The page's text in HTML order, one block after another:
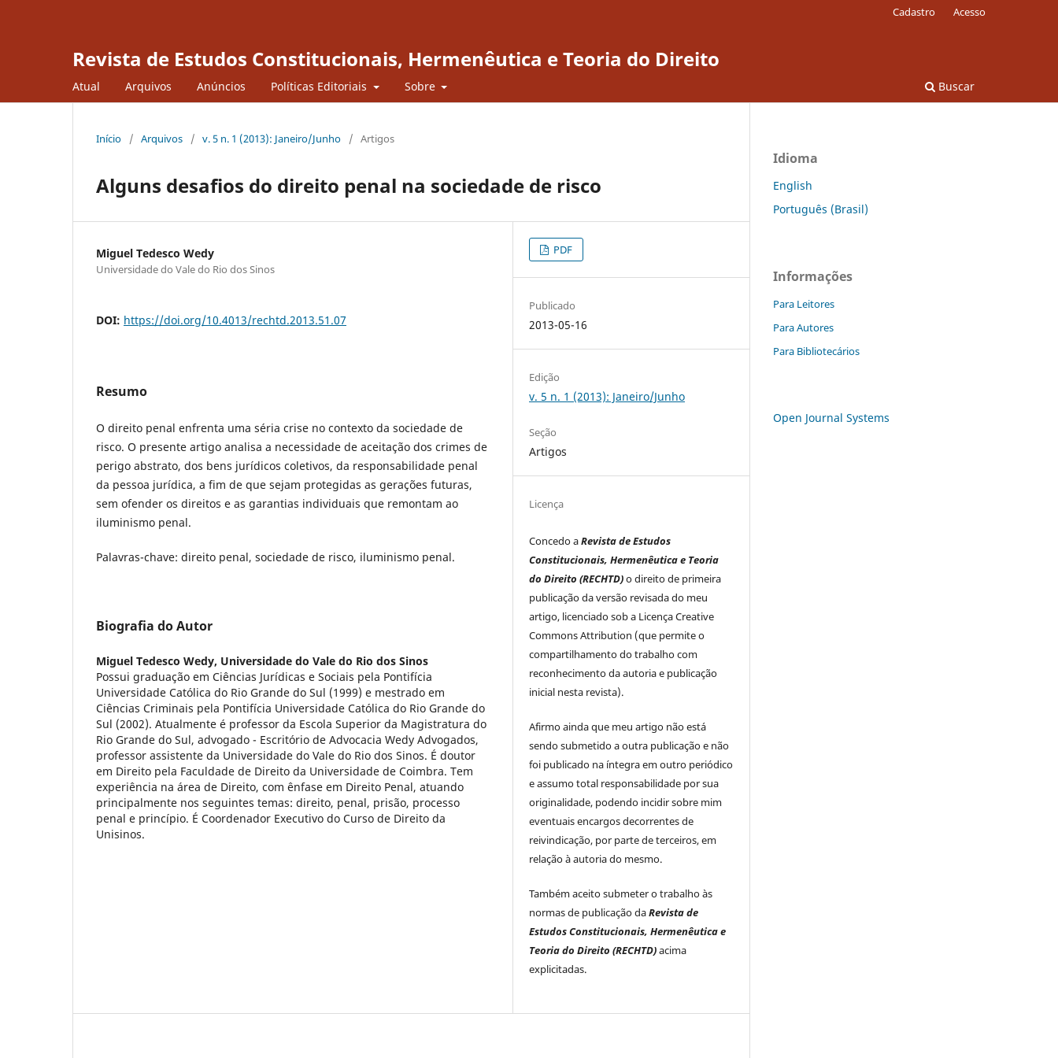
Revista de Estudos Constitucionais, Hermenêutica e Teoria do Direito
Atual Arquivos Anúncios Políticas Editoriais Sobre Buscar
Cadastro Acesso
Início / Arquivos / v. 5 n. 1 (2013): Janeiro/Junho / Artigos
Alguns desafios do direito penal na sociedade de risco
Miguel Tedesco Wedy
Universidade do Vale do Rio dos Sinos
DOI: https://doi.org/10.4013/rechtd.2013.51.07
Resumo
O direito penal enfrenta uma séria crise no contexto da sociedade de
risco. O presente artigo analisa a necessidade de aceitação dos crimes de
perigo abstrato, dos bens jurídicos coletivos, da responsabilidade penal
da pessoa jurídica, a fim de que sejam protegidas as gerações futuras,
sem ofender os direitos e as garantias individuais que remontam ao
iluminismo penal.
Palavras-chave: direito penal, sociedade de risco, iluminismo penal.
Biografia do Autor
Miguel Tedesco Wedy, Universidade do Vale do Rio dos Sinos
Possui graduação em Ciências Jurídicas e Sociais pela Pontifícia
Universidade Católica do Rio Grande do Sul (1999) e mestrado em
Ciências Criminais pela Pontifícia Universidade Católica do Rio Grande do
Sul (2002). Atualmente é professor da Escola Superior da Magistratura do
Rio Grande do Sul, advogado - Escritório de Advocacia Wedy Advogados,
professor assistente da Universidade do Vale do Rio dos Sinos. É doutor
em Direito pela Faculdade de Direito da Universidade de Coimbra. Tem
experiência na área de Direito, com ênfase em Direito Penal, atuando
principalmente nos seguintes temas: direito, penal, prisão, processo
penal e princípio. É Coordenador Executivo do Curso de Direito da
Unisinos.
PDF
Publicado
2013-05-16
Edição
v. 5 n. 1 (2013): Janeiro/Junho
Seção
Artigos
Licença
Concedo aRevista de Estudos
Constitucionais, Hermenêutica e Teoria
do Direito (RECHTD)o direito de primeira
publicação da versão revisada do meu
artigo, licenciado sob a Licença Creative
Commons Attribution (que permite o
compartilhamento do trabalho com
reconhecimento da autoria e publicação
inicial nesta revista).
Afirmo ainda que meu artigo não está
sendo submetido a outra publicação e não
foi publicado na íntegra em outro periódico
e assumo total responsabilidade por sua
originalidade, podendo incidir sobre mim
eventuais encargos decorrentes de
reivindicação, por parte de terceiros, em
relação à autoria do mesmo.
Também aceito submeter o trabalho às
normas de publicação daRevista de
Estudos Constitucionais, Hermenêutica e
Teoria do Direito (RECHTD)acima
explicitadas.
Idioma
English
Português (Brasil)
Informações
Para Leitores
Para Autores
Para Bibliotecários
Open Journal Systems